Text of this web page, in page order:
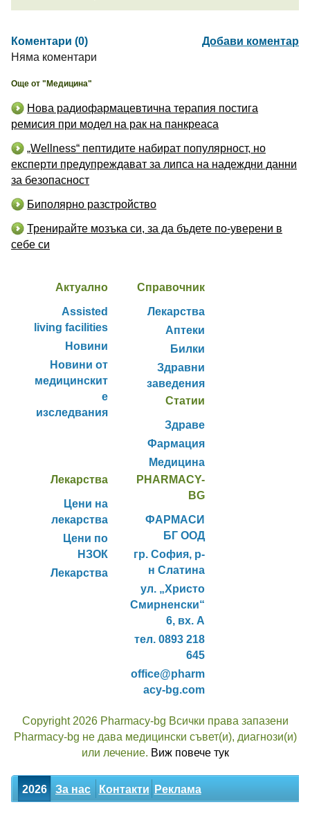
Коментари (0)
Добави коментар
Няма коментари
Още от "Медицина"
Нова радиофармацевтична терапия постига
ремисия при модел на рак на панкреаса
„Wellness“ пептидите набират популярност, но
експерти предупреждават за липса на надеждни данни
за безопасност
Биполярно разстройство
Тренирайте мозъка си, за да бъдете по-уверени в
себе си
Актуално
Assisted
living facilities
Новини
Новини от
медицинскит
е
изследвания
Справочник
Лекарства
Аптеки
Билки
Здравни
заведения
Статии
Здраве
Фармация
Медицина
Лекарства
Цени на
лекарства
Цени по
НЗОК
Лекарства
PHARMACY-
BG
ФАРМАСИ
БГ ООД
гр. София, р-
н Слатина
ул. „Христо
Смирненски“
6, вх. А
тел. 0893 218
645
office@pharm
acy-bg.com
Copyright 2026 Pharmacy-bg Всички права запазени
Pharmacy-bg не дава медицински съвет(и), диагнози(и)
или лечение. Виж повече тук
2026 За нас Контакти Реклама